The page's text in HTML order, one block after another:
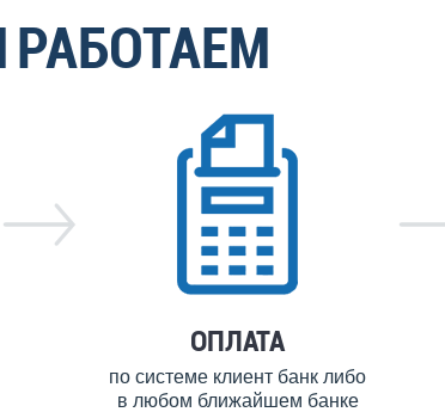
ОПЛАТА
по системе клиент банк либо
в любом ближайшем банке